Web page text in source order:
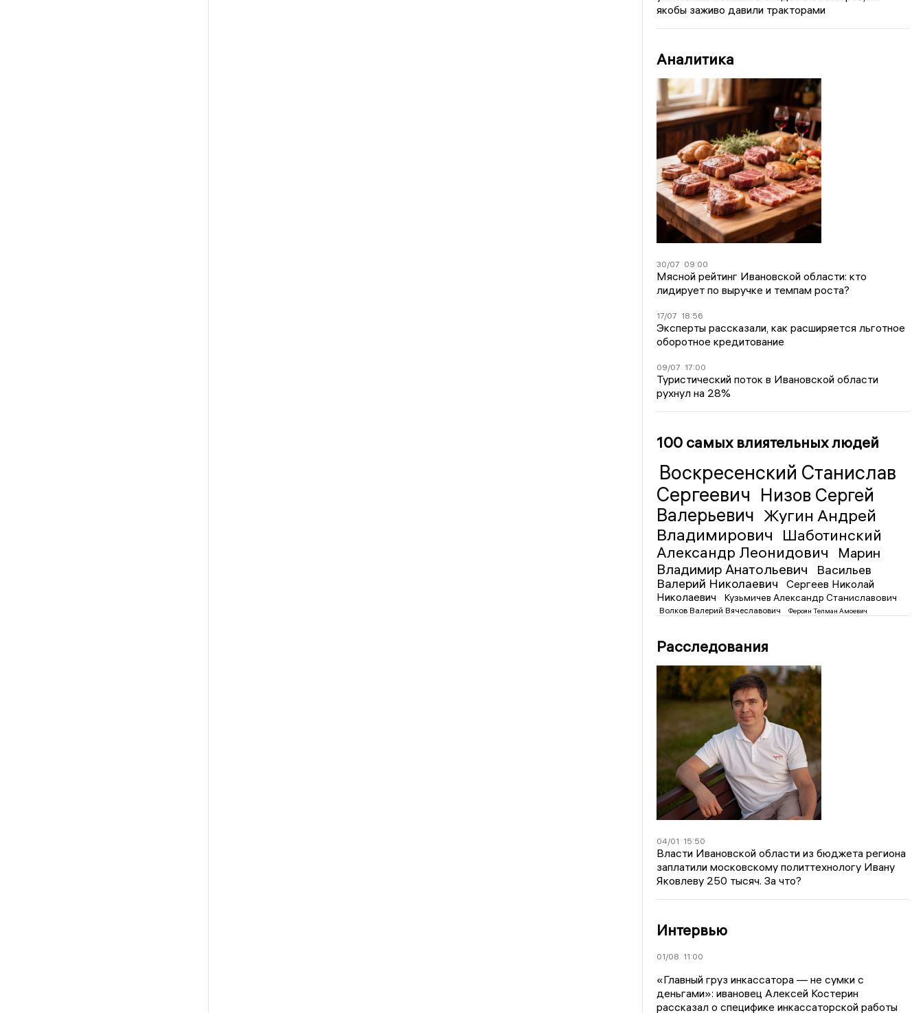
якобы заживо давили тракторами
Аналитика
30/07 09:00
Мясной рейтинг Ивановской области: кто
лидирует по выручке и темпам роста?
17/07 18:56
Эксперты рассказали, как расширяется льготное
оборотное кредитование
09/07 17:00
Туристический поток в Ивановской области
рухнул на 28%
100 самых влиятельных людей
Воскресенский Станислав
Сергеевич Низов Сергей
Валерьевич Жугин Андрей
Владимирович
Шаботинский
Александр Леонидович
Марин
Владимир Анатольевич
Васильев
Валерий Николаевич
Сергеев Николай
Николаевич
Кузьмичев Александр Станиславович
Волков Валерий Вячеславович Фероян Телман Амоевич
Расследования
04/01 15:50
Власти Ивановской области из бюджета региона
заплатили московскому политтехнологу Ивану
Яковлеву 250 тысяч. За что?
Интервью
01/08 11:00
«Главный груз инкассатора — не сумки с
деньгами»: ивановец Алексей Костерин
рассказал о специфике инкассаторской работы